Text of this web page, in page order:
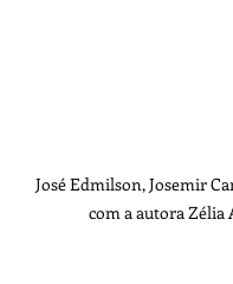
José Edmilson, Josemir
com a autora Zélia